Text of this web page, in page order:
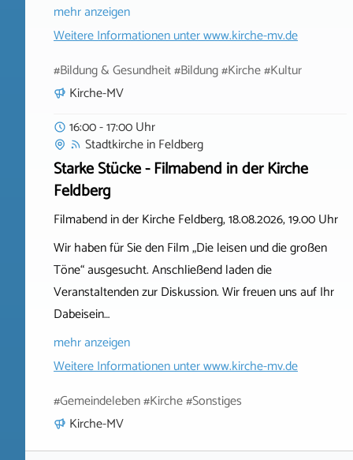
mehr anzeigen
Weitere Informationen unterwww.kirche-mv.de
#Bildung & Gesundheit #Bildung #Kirche #Kultur
Kirche-MV
16:00 - 17:00 Uhr
StadtkircheinFeldberg
Starke Stücke - Filmabend in der Kirche
Feldberg
Filmabend in der Kirche Feldberg, 18.08.2026, 19.00 Uhr
Wir haben für Sie den Film „Die leisen und die großen
Töne“ ausgesucht. Anschließend laden die
Veranstaltenden zur Diskussion. Wir freuen uns auf Ihr
Dabeisein…
mehr anzeigen
Weitere Informationen unterwww.kirche-mv.de
#Gemeindeleben #Kirche #Sonstiges
Kirche-MV